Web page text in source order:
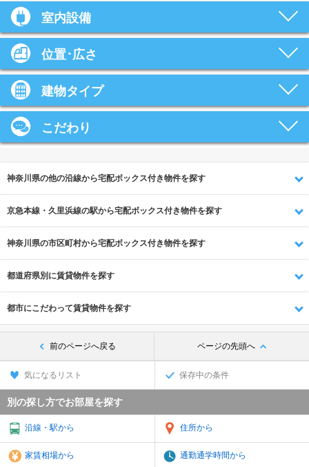
室内設備
位置･広さ
建物タイプ
こだわり
神奈川県の他の沿線から宅配ボックス付き物件を探す
京急本線・久里浜線の駅から宅配ボックス付き物件を探す
神奈川県の市区町村から宅配ボックス付き物件を探す
都道府県別に賃貸物件を探す
都市にこだわって賃貸物件を探す
前のページへ戻る ページの先頭へ
気になるリスト 保存中の条件
別の探し方でお部屋を探す
沿線・駅から 住所から
家賃相場から 通勤通学時間から